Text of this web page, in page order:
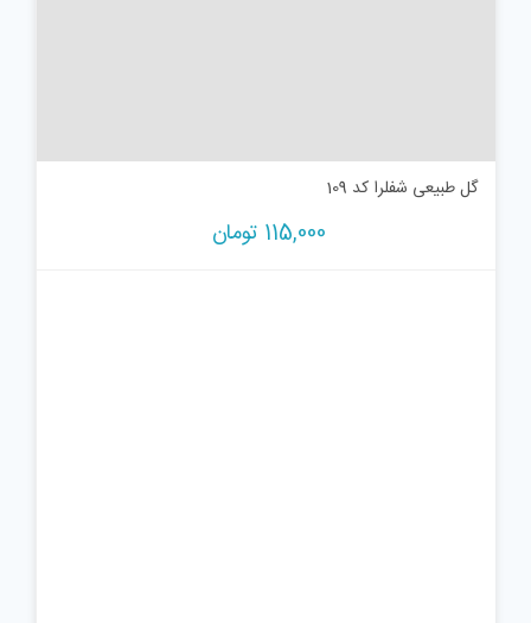
گل طبیعی شفلرا کد 109
115,000 تومان